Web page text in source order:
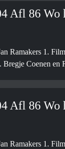
Afl 86 Wo
Ramakers 1.
Coenen en
Afl 86 Wo
Ramakers 1.